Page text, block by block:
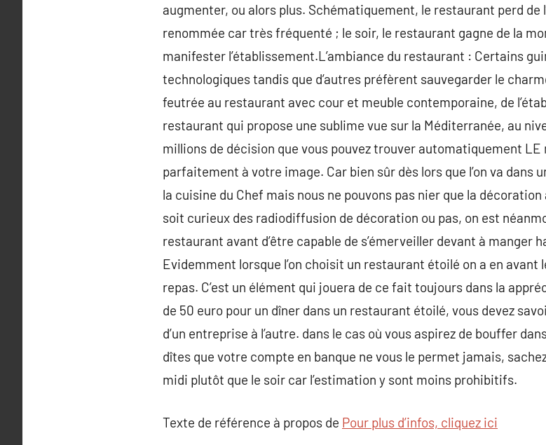
augmenter, ou alors plus. Schématiquement, le restaurant perd de
renommée car très fréquenté ; le soir, le restaurant gagne de la
manifester l’établissement.L’ambiance du restaurant : Certains
technologiques tandis que d’autres préfèrent sauvegarder le
feutrée au restaurant avec cour et meuble contemporaine, de
restaurant qui propose une sublime vue sur la Méditerranée, au
millions de décision que vous pouvez trouver automatiquement
parfaitement à votre image. Car bien sûr dès lors que l’on va dans
la cuisine du Chef mais nous ne pouvons pas nier que la décoration
soit curieux des radiodiffusion de décoration ou pas, on est
restaurant avant d’être capable de s’émerveiller devant à manger
Evidemment lorsque l’on choisit un restaurant étoilé on a en avant
repas. C’est un élément qui jouera de ce fait toujours dans la
de 50 euro pour un dîner dans un restaurant étoilé, vous devez
d’un entreprise à l’autre. dans le cas où vous aspirez de bouffer
dîtes que votre compte en banque ne vous le permet jamais,
midi plutôt que le soir car l’estimation y sont moins prohibitifs.
Texte de référence à propos de Pour plus d’infos, cliquez ici